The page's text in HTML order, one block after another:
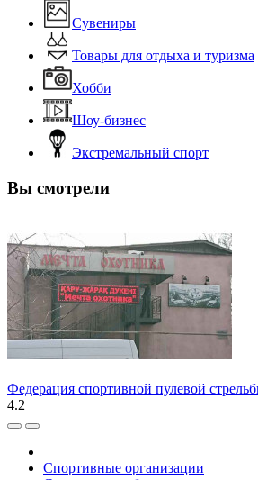
Сувениры
Товары для отдыха и туризма
Хобби
Шоу-бизнес
Экстремальный спорт
Вы смотрели
Федерация спортивной пулевой
4.2
Спортивные организации